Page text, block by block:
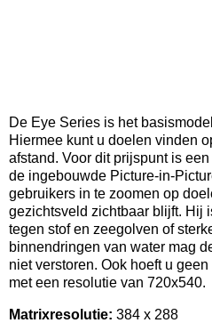
De Eye Series is het
Hiermee kunt u doelen vinden
afstand. Voor dit prijspunt is
de ingebouwde Picture-in-
gebruikers in te zoomen op
gezichtsveld zichtbaar blijft. Hij
tegen stof en zeegolven of
binnendringen van water mag
niet verstoren. Ook hoeft u
met een resolutie van 720x540.
Matrixresolutie: 384 x 288